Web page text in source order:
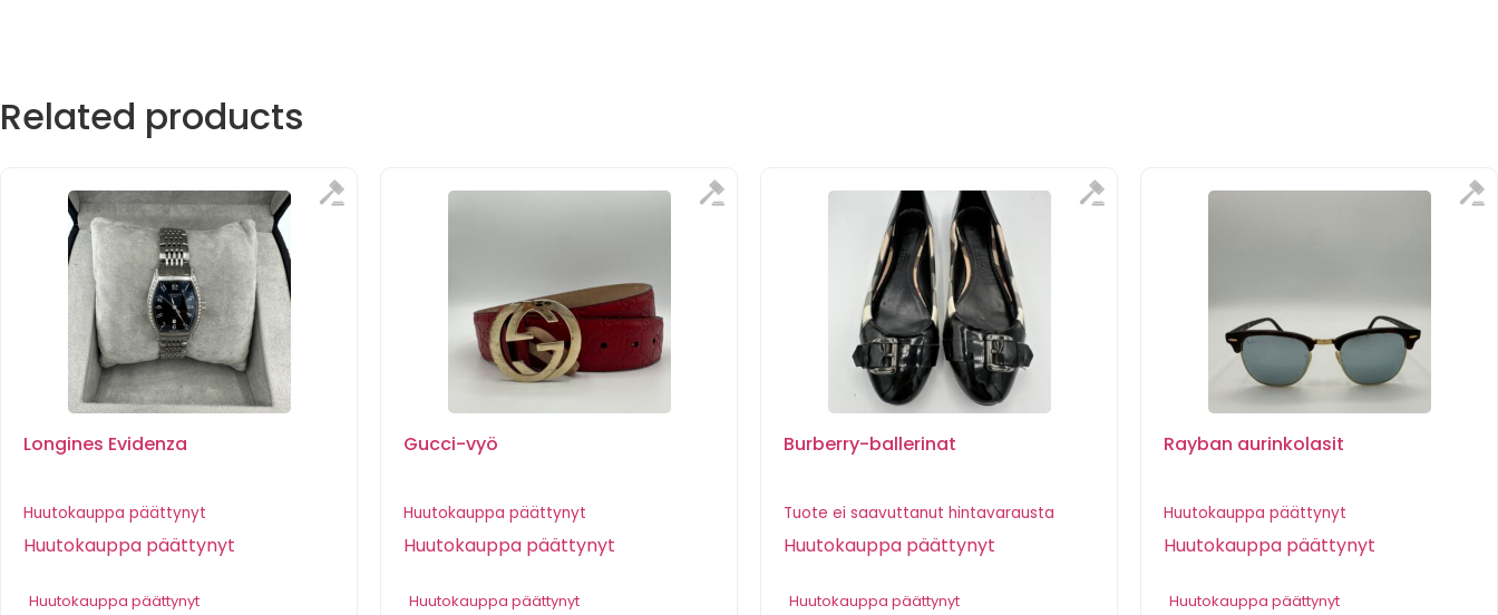
Related products
Longines Evidenza
Huutokauppa päättynyt
Huutokauppa päättynyt
Huutokauppa päättynyt
Gucci-vyö
Huutokauppa päättynyt
Huutokauppa päättynyt
Huutokauppa päättynyt
Burberry-ballerinat
Tuote ei saavuttanut hintavarausta
Huutokauppa päättynyt
Huutokauppa päättynyt
Rayban aurinkolasit
Huutokauppa päättynyt
Huutokauppa päättynyt
Huutokauppa päättynyt